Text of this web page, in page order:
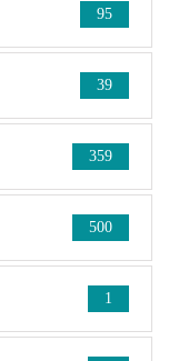
95
39
359
500
1